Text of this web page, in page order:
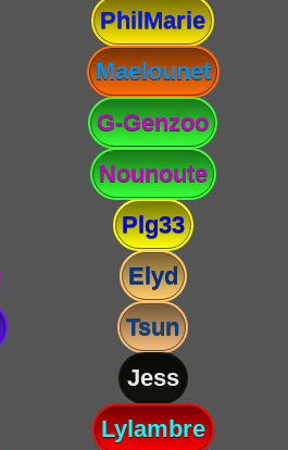
PhilMarie
Maelounet
G-Genzoo
Nounoute
Plg33
Elyd
Tsun
Jess
Lylambre